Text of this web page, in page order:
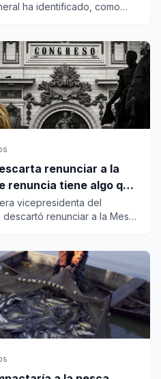
ha identificado, como
renunciar a la
renuncia tiene algo que
vicepresidenta del
renunciar a la Mesa